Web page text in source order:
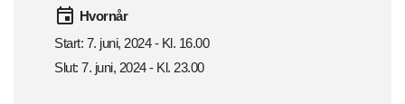
Hvornår
Start: 7. juni, 2024 - Kl. 16.00
Slut: 7. juni, 2024 - Kl. 23.00